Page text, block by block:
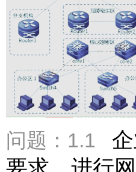
问题：1.1